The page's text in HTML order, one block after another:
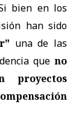
bien en los
han sido
una de las
que no
proyectos